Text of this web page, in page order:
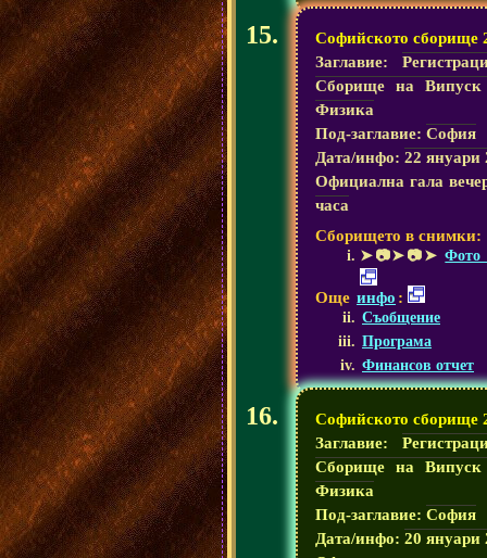
Софийското сборище
Заглавие:
Сборище на Випуск
Физика
Под-заглавие: София
Дата/инфо: 22 януари
Официална гала
часа
Сборището в снимки:
➤📷➤📷➤ Фото
Още инфо :
Съобщение
Програма
Финансов отчет
Софийското сборище
Заглавие:
Сборище на Випуск
Физика
Под-заглавие: София
Дата/инфо: 20 януари